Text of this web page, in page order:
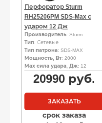
Перфоратор Sturm
RH25206PM SDS-Max с
ударом 12 Дж
Производитель: Sturm
Тип: Сетевые
Тип патрона: SDS-MAX
Мощность, Вт: 2000
Мах сила удара, Дж: 12
20990 руб.
ЗАКАЗАТЬ
срок заказа